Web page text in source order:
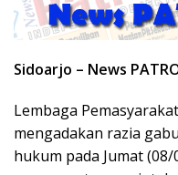
Sidoarjo – News
Lembaga
mengadakan razia
hukum pada Jumat